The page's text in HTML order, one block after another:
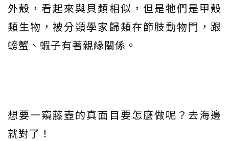
外殼，看起來與貝類相似，但是牠們是甲殼
類生物，被分類學家歸類在節肢動物門，跟
螃蟹、蝦子有著親緣關係。
想要一窺藤壺的真面目要怎麼做呢？去海邊
就對了！